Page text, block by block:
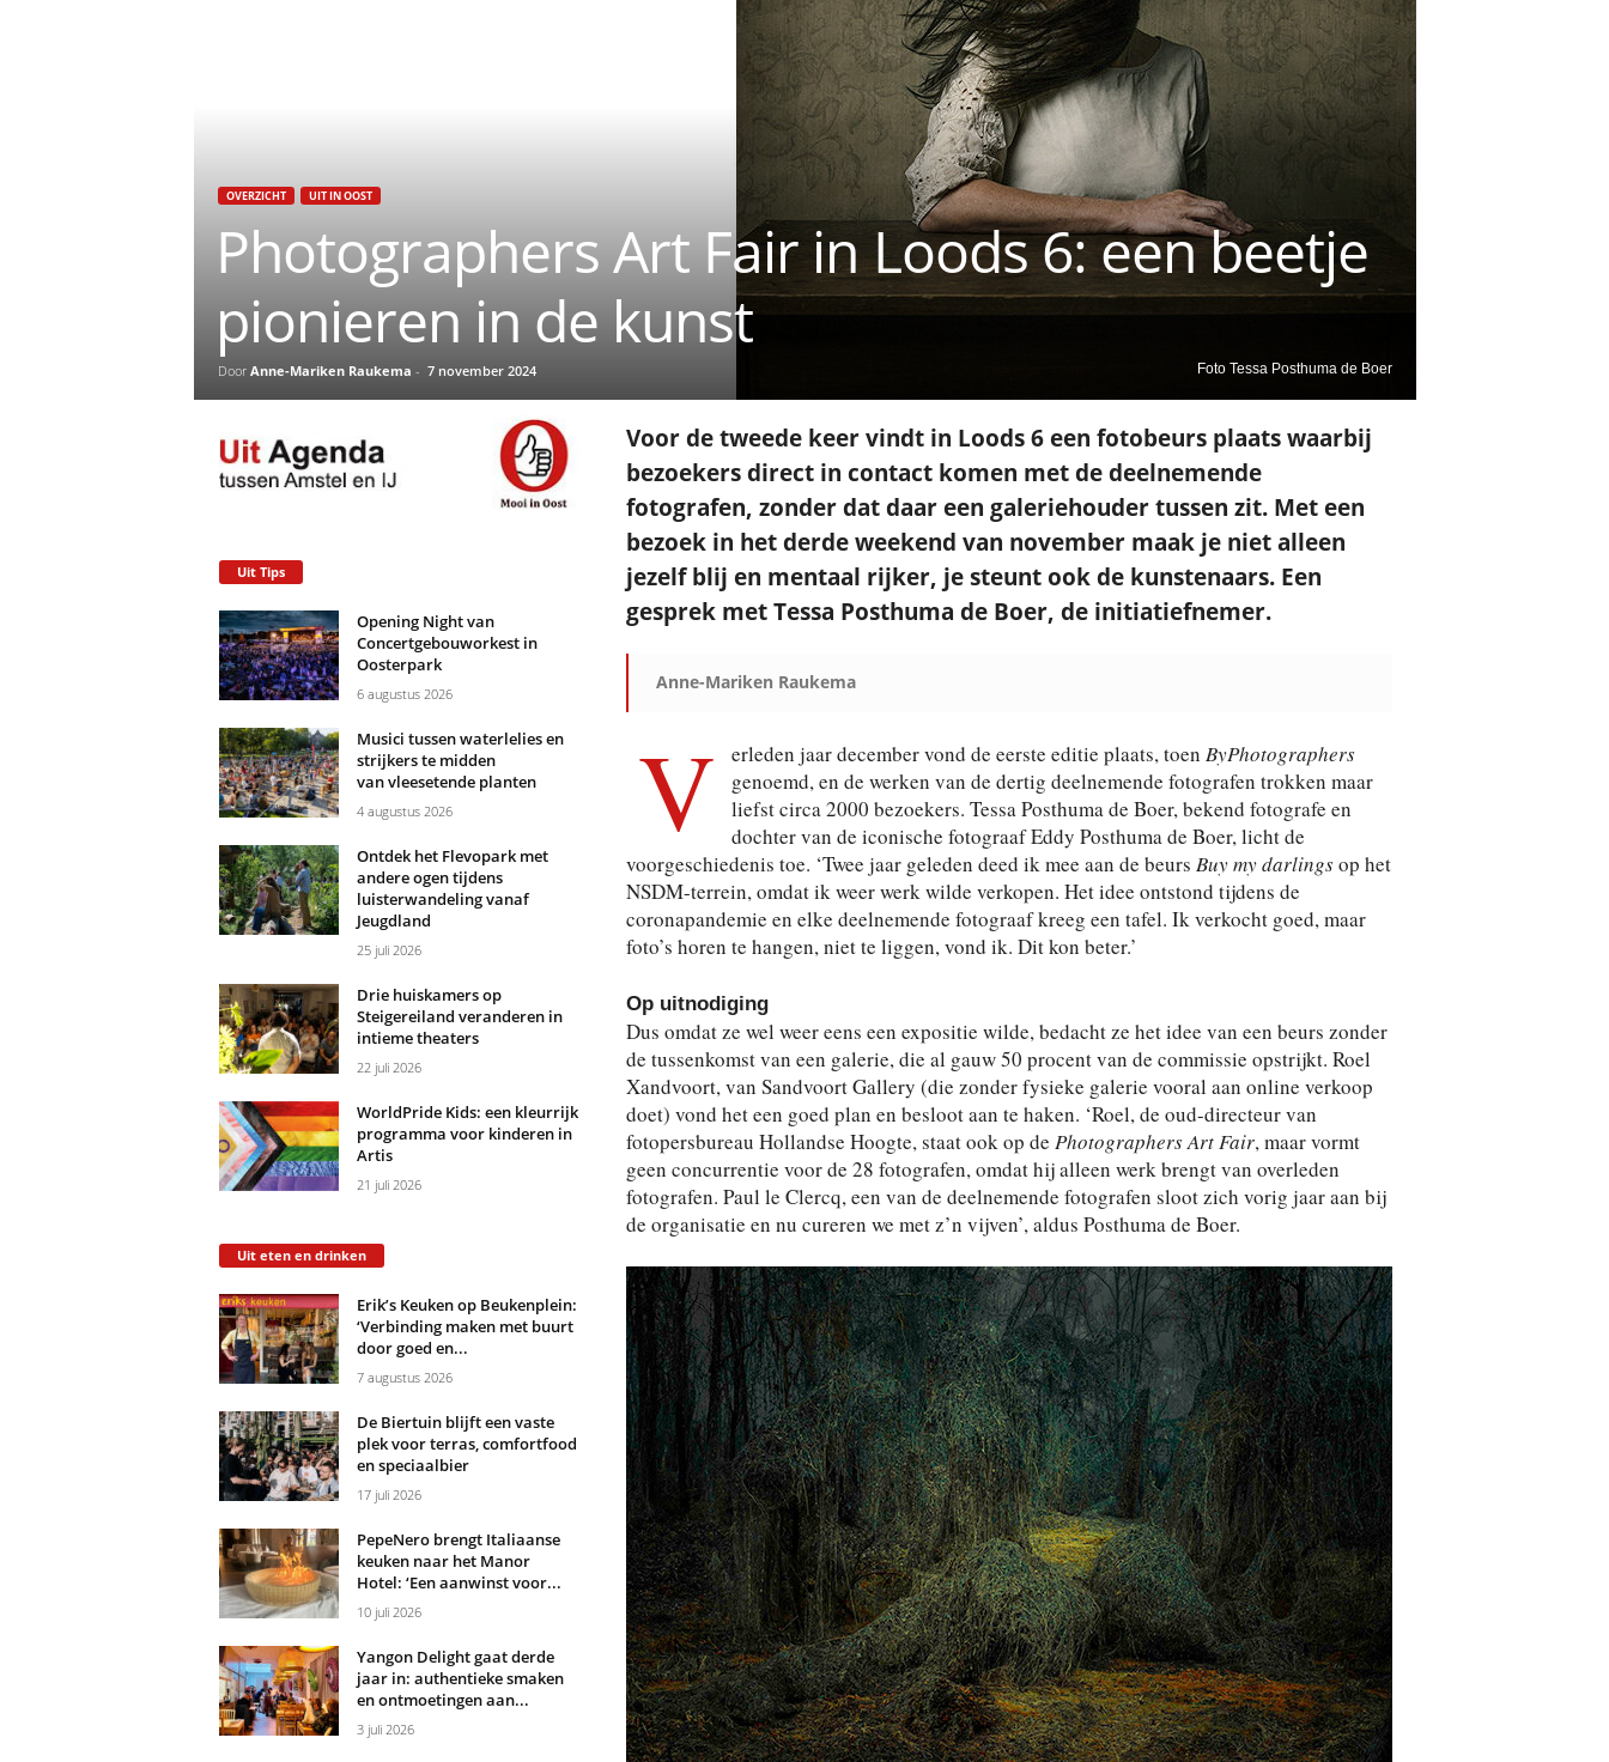
Foto Tessa Posthuma de Boer
OVERZICHT UIT IN OOST
Photographers Art Fair in Loods 6: een beetje
pionieren in de kunst
Door Anne-Mariken Raukema - 7 november 2024
Voor de tweede keer vindt in Loods 6 een fotobeurs plaats waarbij
bezoekers direct in contact komen met de deelnemende
fotografen, zonder dat daar een galeriehouder tussen zit. Met een
bezoek in het derde weekend van november maak je niet alleen
jezelf blij en mentaal rijker, je steunt ook de kunstenaars. Een
gesprek met Tessa Posthuma de Boer, de initiatiefnemer.
Anne-Mariken Raukema
V erleden jaar december vond de eerste editie plaats, toen ByPhotographers
genoemd, en de werken van de dertig deelnemende fotografen trokken maar
liefst circa 2000 bezoekers. Tessa Posthuma de Boer, bekend fotografe en
dochter van de iconische fotograaf Eddy Posthuma de Boer, licht de
voorgeschiedenis toe. ‘Twee jaar geleden deed ik mee aan de beurs Buy my darlingsop het
NSDM-terrein, omdat ik weer werk wilde verkopen. Het idee ontstond tijdens de
coronapandemie en elke deelnemende fotograaf kreeg een tafel. Ik verkocht goed, maar
foto’s horen te hangen, niet te liggen, vond ik. Dit kon beter.’
Op uitnodiging
Dus omdat ze wel weer eens een expositie wilde, bedacht ze het idee van een beurs zonder
de tussenkomst van een galerie, die al gauw 50 procent van de commissie opstrijkt. Roel
Xandvoort, van Sandvoort Gallery (die zonder fysieke galerie vooral aan online verkoop
doet) vond het een goed plan en besloot aan te haken. ‘Roel, de oud-directeur van
fotopersbureau Hollandse Hoogte, staat ook op de Photographers Art Fair, maar vormt
geen concurrentie voor de 28 fotografen, omdat hij alleen werk brengt van overleden
fotografen. Paul le Clercq, een van de deelnemende fotografen sloot zich vorig jaar aan bij
de organisatie en nu cureren we met z’n vijven’, aldus Posthuma de Boer.
Uit Tips
Opening Night van
Concertgebouworkest in
Oosterpark
6 augustus 2026
Musici tussen waterlelies en
strijkers te midden
van vleesetende planten
4 augustus 2026
Ontdek het Flevopark met
andere ogen tijdens
luisterwandeling vanaf
Jeugdland
25 juli 2026
Drie huiskamers op
Steigereiland veranderen in
intieme theaters
22 juli 2026
WorldPride Kids: een kleurrijk
programma voor kinderen in
Artis
21 juli 2026
Uit eten en drinken
Erik’s Keuken op Beukenplein:
‘Verbinding maken met buurt
door goed en...
7 augustus 2026
De Biertuin blijft een vaste
plek voor terras, comfortfood
en speciaalbier
17 juli 2026
PepeNero brengt Italiaanse
keuken naar het Manor
Hotel: ‘Een aanwinst voor...
10 juli 2026
Yangon Delight gaat derde
jaar in: authentieke smaken
en ontmoetingen aan...
3 juli 2026